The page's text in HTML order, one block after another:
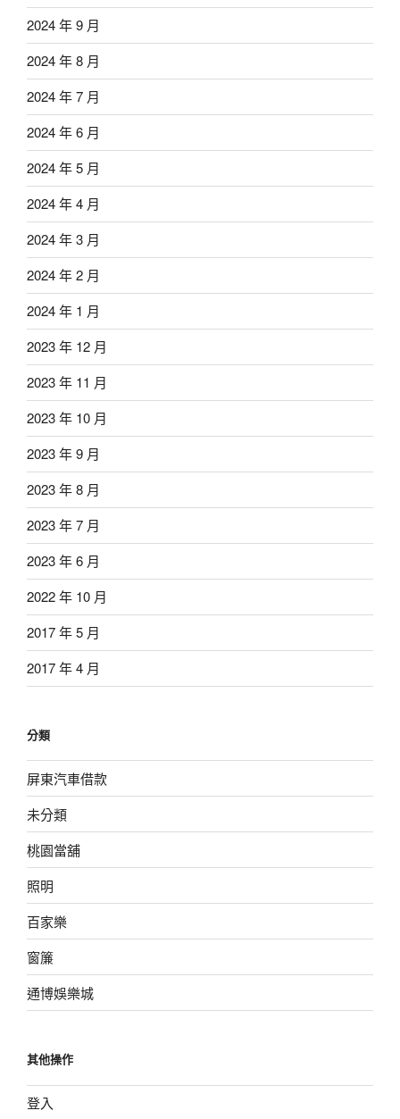
2024 年 9 月
2024 年 8 月
2024 年 7 月
2024 年 6 月
2024 年 5 月
2024 年 4 月
2024 年 3 月
2024 年 2 月
2024 年 1 月
2023 年 12 月
2023 年 11 月
2023 年 10 月
2023 年 9 月
2023 年 8 月
2023 年 7 月
2023 年 6 月
2022 年 10 月
2017 年 5 月
2017 年 4 月
分類
屏東汽車借款
未分類
桃園當舖
照明
百家樂
窗簾
通博娛樂城
其他操作
登入